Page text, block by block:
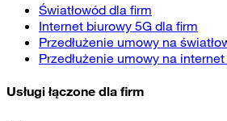
Światłowód dla firm
Internet biurowy 5G dla firm
Przedłużenie umowy na
Przedłużenie umowy na
Usługi łączone dla firm